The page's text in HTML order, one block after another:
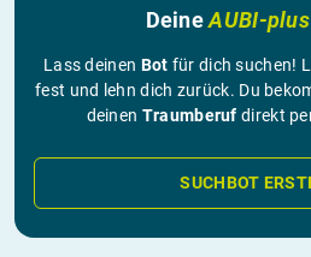
DeineAUBI-
Lass deinen Bot für dich suchen!
fest und lehn dich zurück. Du
deinen Traumberuf direkt
SUCHBOT